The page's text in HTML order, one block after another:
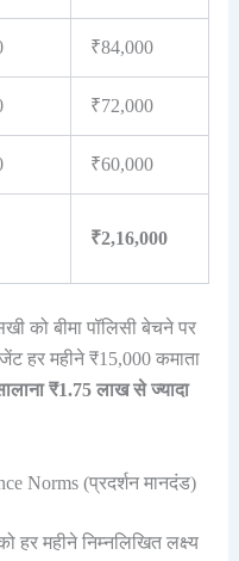
₹84,000
₹72,000
₹60,000
₹2,16,000
को बीमा पॉलिसी बेचने पर
हर महीने ₹15,000 कमाता
₹1.75 लाख से ज्यादा
Norms (प्रदर्शन मानदंड)
हर महीने निम्नलिखित लक्ष्य